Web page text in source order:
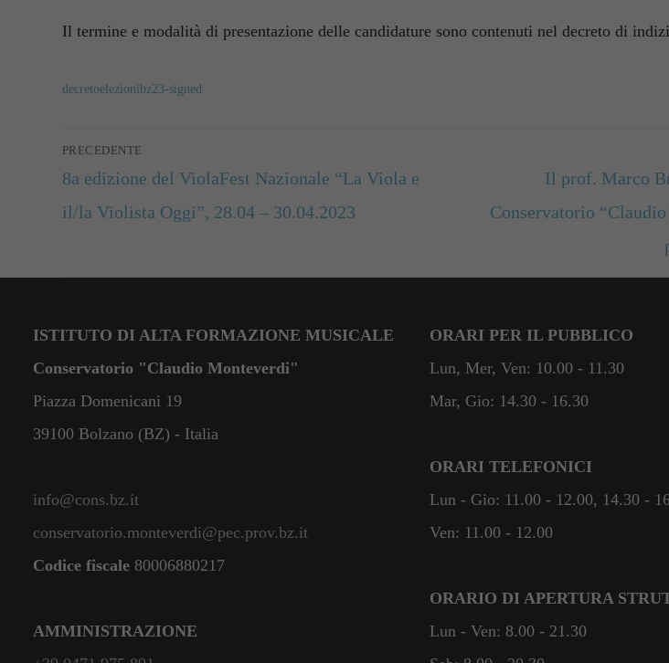
Il termine e modalità di presentazione delle candidature sono contenuti nel decreto di
decretoelezionibz23-signed
Navigazione
articoli
PRECEDENTE
Articolo
precedente:
8a edizione del ViolaFest Nazionale “La Viola e
il/la Violista Oggi”, 28.04 – 30.04.2023
Articolo
successivo:
Il prof. Marco
Conservatorio
ISTITUTO DI ALTA FORMAZIONE MUSICALE
Conservatorio "Claudio Monteverdi"
Piazza Domenicani 19
39100 Bolzano (BZ) - Italia
info@cons.bz.it
conservatorio.monteverdi@pec.prov.bz.it
Codice fiscale 80006880217
AMMINISTRAZIONE
ORARI PER IL PUBBLICO
Lun, Mer, Ven: 10.00 - 11.30
Mar, Gio: 14.30 - 16.30
ORARI TELEFONICI
Lun - Gio: 11.00 - 12.00, 14.30 -
Ven: 11.00 - 12.00
ORARIO DI APERTURA
Lun - Ven: 8.00 - 21.30